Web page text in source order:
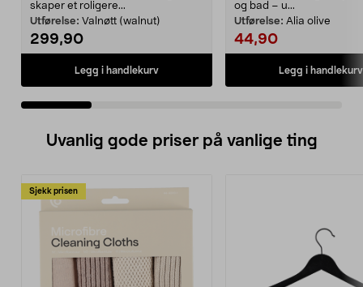
skaper et roligere...
Utførelse: Valnøtt (walnut)
299,90
Legg i handlekurv
og bad – u...
Utførelse: Alia olive
44,90
Legg i handlekurv
Uvanlig gode priser på vanlige ting
Sjekk prisen